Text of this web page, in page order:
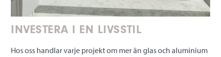
INVESTERA I EN LIVSSTIL
Hos oss handlar varje projekt om mer än glas och aluminium